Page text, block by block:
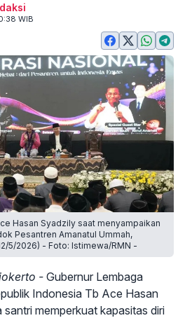
WIB
Hasan Syadzily saat menyampaikan
Pesantren Amanatul Ummah,
5/2026) - Foto: Istimewa/RMN -
- Gubernur Lembaga
Indonesia Tb Ace Hasan
memperkuat kapasitas diri